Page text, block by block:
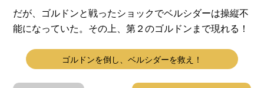
だが、ゴルドンと戦ったショックでベルシダーは操縦不
能になっていた。その上、第２のゴルドンまで現れる！
ゴルドンを倒し、ベルシダーを救え！